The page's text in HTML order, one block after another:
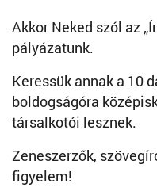
Akkor Neked szól az
pályázatunk.
Keressük annak a 10
boldogságóra
társalkotói lesznek.
Zeneszerzők,
figyelem!